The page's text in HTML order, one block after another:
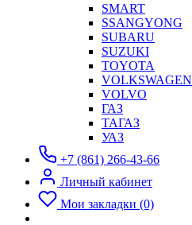
SMART
SSANGYONG
SUBARU
SUZUKI
TOYOTA
VOLKSWAGEN
VOLVO
ГАЗ
ТАГАЗ
УАЗ
+7 (861) 266-43-66
Личный кабинет
Мои закладки (0)